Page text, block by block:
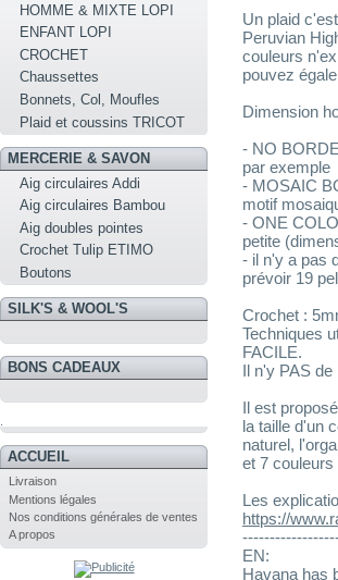
HOMME & MIXTE LOPI
ENFANT LOPI
CROCHET
Chaussettes
Bonnets, Col, Moufles
Plaid et coussins TRICOT
MERCERIE & SAVON
Aig circulaires Addi
Aig circulaires Bambou
Aig doubles pointes
Crochet Tulip ETIMO
Boutons
SILK'S & WOOL'S
BONS CADEAUX
ACCUEIL
Livraison
Mentions légales
Nos conditions générales de ventes
A propos
Un plaid
Peruvian
couleurs
pouvez
Dimension
- NO
par exemple
- MOSAIC
motif
- ONE
petite
- il n'y a pas
prévoir 19
Crochet :
Techniques
FACILE.
Il n'y PAS
Il est
la taille d'un
naturel,
et 7
Les
https://
EN:
Havana has